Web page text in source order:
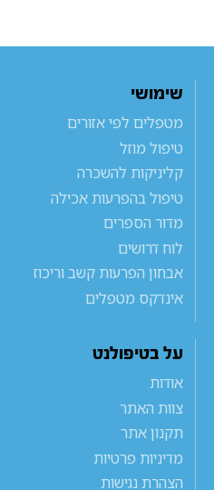
שימושי
מטפלים לפי אזורים
טיפול מוזל
קליניקות להשכרה
טיפול בהפרעות אכילה
מדור הספרים
לוח דרושים
אבחון הפרעות קשב וריכוז
אינדקס מטפלים
על בטיפולנט
אודות
צוות האתר
תקנון אתר
מדיניות פרטיות
הצהרת נגישות